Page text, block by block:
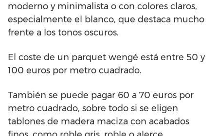
moderno y minimalista o con colores claros,
especialmente el blanco, que destaca mucho
frente a los tonos oscuros.
El coste de un parquet wengé está entre 50 y
100 euros por metro cuadrado.
También se puede pagar 60 a 70 euros por
metro cuadrado, sobre todo si se eligen
tablones de madera maciza con acabados